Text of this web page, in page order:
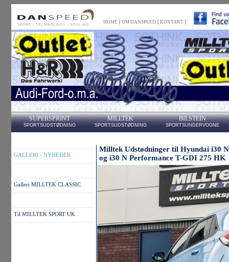
HOME OM DANSPEED KONTAKT
SUPERSPRINT
SPORTSUDSTØDNING
MILLTEK
SPORTSUDSTØDNING
BILSTEIN
SPORTSUNDERVOGNE
GALLERI - NYHEDER
Galleri MILLTEK CLASSIC
Til MILLTEK SPORT UK
Milltek Udstødninger til Hyundai i30
og i30 N Performance T-GDI 275 HK